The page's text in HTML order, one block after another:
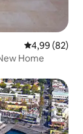
Évaluation
4,99 (82)
Home